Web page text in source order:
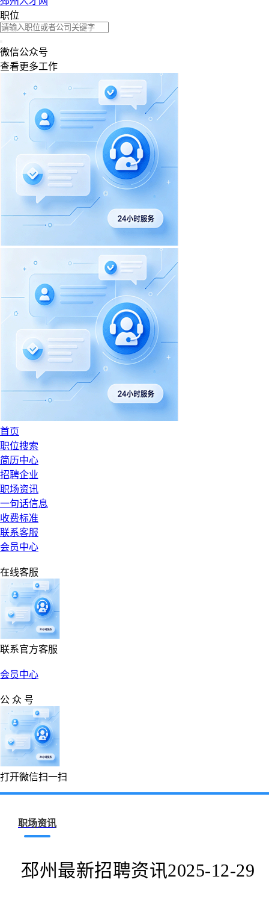
职位
微信公众号
查看更多工作
首页
职位搜索
简历中心
招聘企业
职场资讯
一句话信息
收费标准
联系客服
会员中心
在线客服
联系官方客服
会员中心
公 众 号
打开微信扫一扫
职场资讯
邳州最新招聘资讯2025-12-29